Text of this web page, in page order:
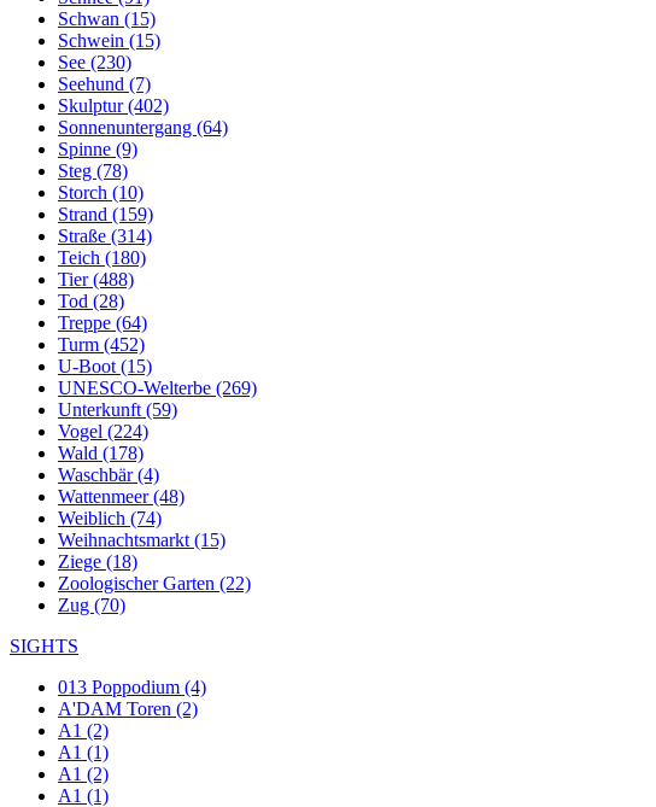
Schwan (15)
Schwein (15)
See (230)
Seehund (7)
Skulptur (402)
Sonnenuntergang (64)
Spinne (9)
Steg (78)
Storch (10)
Strand (159)
Straße (314)
Teich (180)
Tier (488)
Tod (28)
Treppe (64)
Turm (452)
U-Boot (15)
UNESCO-Welterbe (269)
Unterkunft (59)
Vogel (224)
Wald (178)
Waschbär (4)
Wattenmeer (48)
Weiblich (74)
Weihnachtsmarkt (15)
Ziege (18)
Zoologischer Garten (22)
Zug (70)
SIGHTS
013 Poppodium (4)
A'DAM Toren (2)
A1 (2)
A1 (1)
A1 (2)
A1 (1)